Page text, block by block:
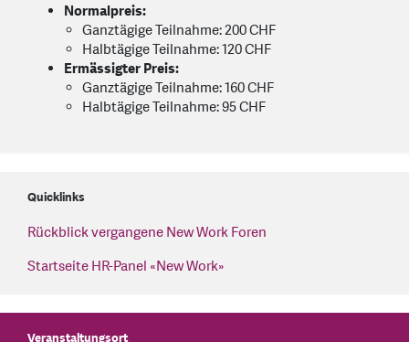
Normalpreis:
Ganztägige Teilnahme: 200 CHF
Halbtägige Teilnahme: 120 CHF
Ermässigter Preis:
Ganztägige Teilnahme: 160 CHF
Halbtägige Teilnahme: 95 CHF
Quicklinks
Rückblick vergangene New Work Foren
Startseite HR-Panel «New Work»
Veranstaltungsort